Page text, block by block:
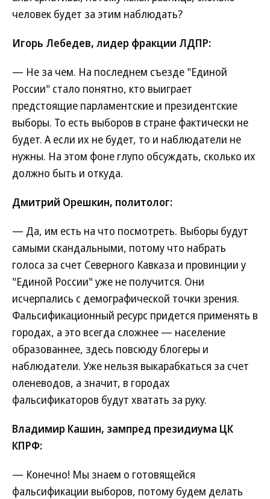
человек будет за этим наблюдать?
Игорь Лебедев, лидер фракции ЛДПР:
— Не за чем. На последнем съезде "Единой
России" стало понятно, кто выиграет
предстоящие парламентские и президентские
выборы. То есть выборов в стране фактически не
будет. А если их не будет, то и наблюдатели не
нужны. На этом фоне глупо обсуждать, сколько их
должно быть и откуда.
Дмитрий Орешкин, политолог:
— Да, им есть на что посмотреть. Выборы будут
самыми скандальными, потому что набрать
голоса за счет Северного Кавказа и провинции у
"Единой России" уже не получится. Они
исчерпались с демографической точки зрения.
Фальсификационный ресурс придется применять в
городах, а это всегда сложнее — население
образованнее, здесь повсюду блогеры и
наблюдатели. Уже нельзя выкарабкаться за счет
оленеводов, а значит, в городах
фальсификаторов будут хватать за руку.
Владимир Кашин, зампред президиума ЦК
КПРФ:
— Конечно! Мы знаем о готовящейся
фальсификации выборов, потому будем делать